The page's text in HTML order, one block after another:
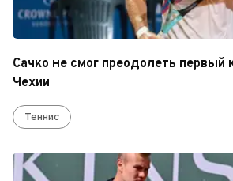
Сачко не смог преодолеть первый
Чехии
Теннис